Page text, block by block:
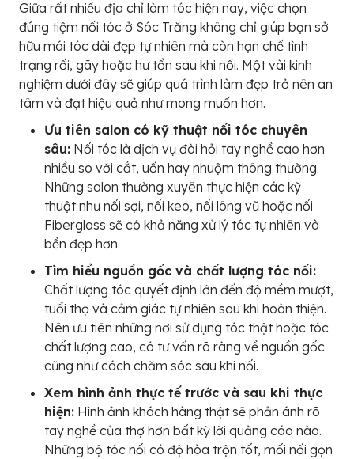
Giữa rất nhiều địa chỉ làm tóc hiện nay, việc chọn
đúng tiệm nối tóc ở Sóc Trăng không chỉ giúp bạn sở
hữu mái tóc dài đẹp tự nhiên mà còn hạn chế tình
trạng rối, gãy hoặc hư tổn sau khi nối. Một vài kinh
nghiệm dưới đây sẽ giúp quá trình làm đẹp trở nên an
tâm và đạt hiệu quả như mong muốn hơn.
Ưu tiên salon có kỹ thuật nối tóc chuyên
sâu: Nối tóc là dịch vụ đòi hỏi tay nghề cao hơn
nhiều so với cắt, uốn hay nhuộm thông thường.
Những salon thường xuyên thực hiện các kỹ
thuật như nối sợi, nối keo, nối lông vũ hoặc nối
Fiberglass sẽ có khả năng xử lý tóc tự nhiên và
bền đẹp hơn.
Tìm hiểu nguồn gốc và chất lượng tóc nối:
Chất lượng tóc quyết định lớn đến độ mềm mượt,
tuổi thọ và cảm giác tự nhiên sau khi hoàn thiện.
Nên ưu tiên những nơi sử dụng tóc thật hoặc tóc
chất lượng cao, có tư vấn rõ ràng về nguồn gốc
cũng như cách chăm sóc sau khi nối.
Xem hình ảnh thực tế trước và sau khi thực
hiện: Hình ảnh khách hàng thật sẽ phản ánh rõ
tay nghề của thợ hơn bất kỳ lời quảng cáo nào.
Những bộ tóc nối có độ hòa trộn tốt, mối nối gọn